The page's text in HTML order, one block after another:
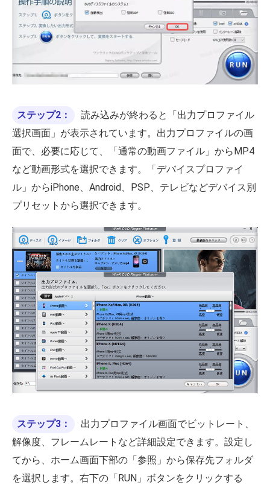
ステップ2：
読み込みが終わると「出力プロファイル
選択画面」が表示されています。出力プロファイルの画
面で、必要に応じて、「通常の動画ファイル」からMP4
など動画形式を選択できます。「デバイスプロファイ
ル」からiPhone、Android、PSP、テレビなどデバイス別
プリセットから選択できます。
ステップ3：
出力プロファイル画面でビットレート、
解像度、フレームレートなど詳細設定できます。設定し
てから、ホーム画面下部の「参照」から保存先フォルダ
を選択します。右下の「RUN」ボタンをクリックする